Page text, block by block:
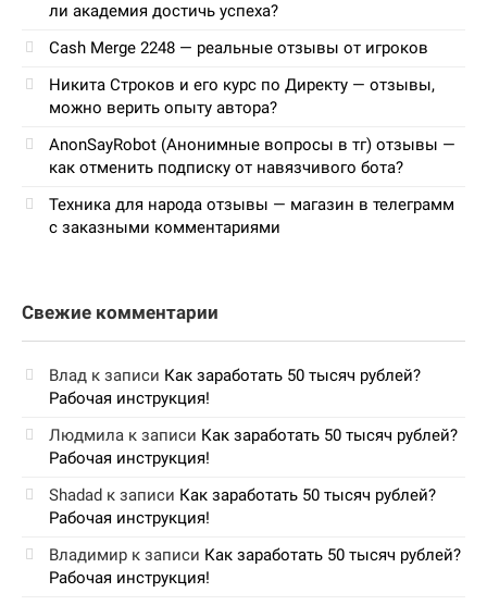
ли академия достичь успеха?
Cash Merge 2248 — реальные отзывы от игроков
Никита Строков и его курс по Директу — отзывы,
можно верить опыту автора?
AnonSayRobot (Анонимные вопросы в тг) отзывы —
как отменить подписку от навязчивого бота?
Техника для народа отзывы — магазин в телеграмм
с заказными комментариями
Свежие комментарии
Влад к записи Как заработать 50 тысяч рублей?
Рабочая инструкция!
Людмила к записи Как заработать 50 тысяч рублей?
Рабочая инструкция!
Shadad к записи Как заработать 50 тысяч рублей?
Рабочая инструкция!
Владимир к записи Как заработать 50 тысяч рублей?
Рабочая инструкция!